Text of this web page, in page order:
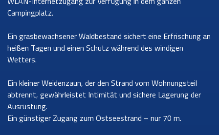
Campingplatz.
Ein grasbewachsener Waldbestand sichert eine Erfrischung an
heißen Tagen und einen Schutz während des windigen
Wetters.
Ein kleiner Weidenzaun, der den Strand vom Wohnungsteil
abtrennt, gewährleistet Intimität und sichere Lagerung der
Ausrüstung.
Ein günstiger Zugang zum Ostseestrand – nur 70 m.